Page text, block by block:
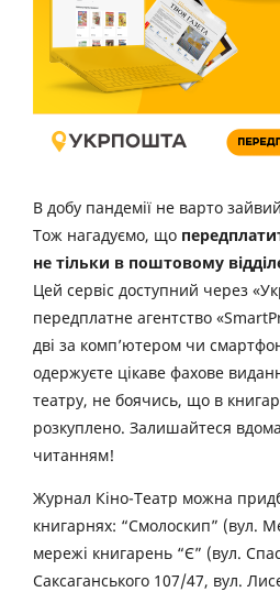
В добу пандемії не варто
Тож нагадуємо, що
не тільки в поштовому
Цей сервіс доступний через
передплатне агентство
дві за комп’ютером чи
одержуєте цікаве фахове
театру, не боячись, що в
розкуплено. Залишайтеся
читанням!
Журнал Кіно-Театр можна
книгарнях: “Смолоскип” (вул.
мережі книгарень “Є” (вул.
Саксаганського 107/47, вул.